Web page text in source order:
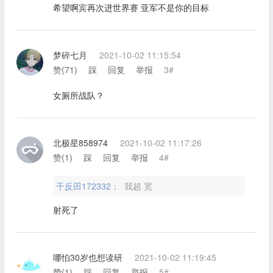
希望啊宾再次进世界赛 亚军不是你的目标
梦碎七月
2021-10-02 11:15:54
赞(71) 踩 回复 举报 3#
女厕所战队？
北极星858974
2021-10-02 11:17:26
赞(1) 踩 回复 举报 4#
千反田172332：
我超 宽
射死了
哪怕30岁也想读研
2021-10-02 11:19:45